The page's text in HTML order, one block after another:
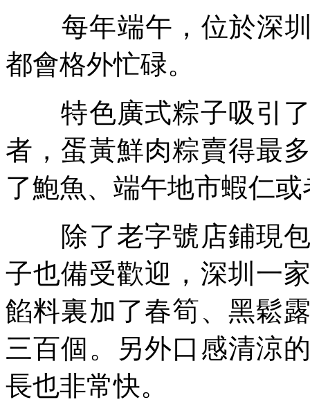
每年端午，位於深圳
都會格外忙碌。
特色廣式粽子吸引了
者，蛋黃鮮肉粽賣得最
了鮑魚、端午地市蝦仁
除了老字號店鋪現包
子也備受歡迎，深圳一
餡料裏加了春筍、黑鬆
三百個。另外口感清涼
長也非常快。